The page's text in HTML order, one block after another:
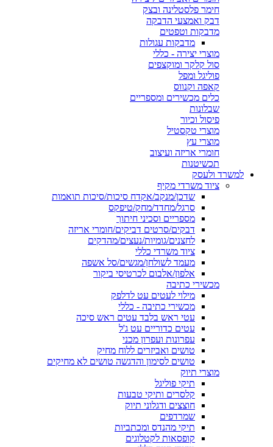
חימר פלסטלינה ובצק
דבק ואמצעי הדבקה
מדבקות וטפטים
מדבקות עגולות
מוצרי יצירה - כללי
סול קלקר ומוקצפים
פוליגל ומפל
קאפה וקנווס
כלים מכשירים ומספריים
שבלונות
פיסול וכיור
מוצרי טקסטיל
מוצרי עץ
חומרי אריזה ועיצוב
תכשיטנות
למשרד ולעסק
ציוד משרדי מקיף
שדכן/מנקב/אקדח סיכות/סיכות תואמות
סרגל/מחדד/מחק/טיפקס
מספריים וסכיני חיתוך
דבקים/סרטים דביקים/חומרי אריזה
לחצנים/גומיות/נעצים/מהדקים
ציוד משרדי כללי
מעמד לשולחן/מגשים/סל אשפה
אלפון/אלבום לכרטיסי ביקור
מכשירי כתיבה
מילוי לעטים עט לדלפק
מכשירי כתיבה - כללי
עטי ראש בלבד עטים ראש סיכה
עטים כדוריים עט ג'ל
עפרונות ועפרון מכני
טושים ואביזרים ללוח מחיק
טושים לסימון והדגשה טושים לא מחיקים
מוצרי תיוק
תיקי פוליגל
קלסרים ותיקי טבעות
חוצצים ודגלוני תיוק
שמרדפים
תיקי מהנדס ומכתביות
קופסאות לקטלוגים